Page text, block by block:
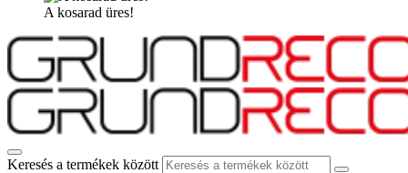
A kosarad üres!
Keresés a termékek között